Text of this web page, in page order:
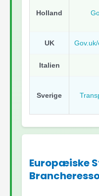
Holland
UK
Italien
Sverige
Europæiske